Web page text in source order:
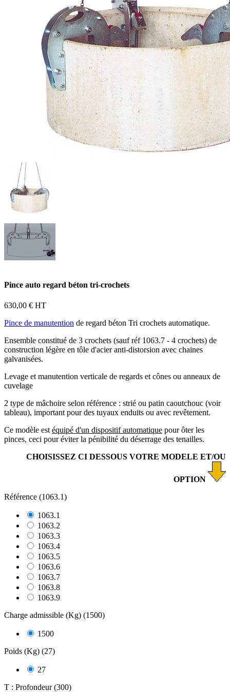
Pince auto regard béton tri-crochets
630,00 € HT
Pince de manutention de regard béton Tri crochets automatique.
Ensemble constitué de 3 crochets (sauf réf 1063.7 - 4 crochets) de
construction légère en tôle d'acier anti-distorsion avec chaines
galvanisées.
Levage et manutention verticale de regards et cônes ou anneaux de
cuvelage
2 type de mâchoire selon référence : strié ou patin caoutchouc (voir
tableau), important pour des tuyaux enduits ou avec revêtement.
Ce modèle est équipé d'un dispositif automatique pour ôter les
pinces, ceci pour éviter la pénibilité du déserrage des tenailles.
CHOISISSEZ CI DESSOUS VOTRE MODELE ET/OU
OPTION
Référence (1063.1)
1063.1
1063.2
1063.3
1063.4
1063.5
1063.6
1063.7
1063.8
1063.9
Charge admissible (Kg) (1500)
1500
Poids (Kg) (27)
27
T : Profondeur (300)